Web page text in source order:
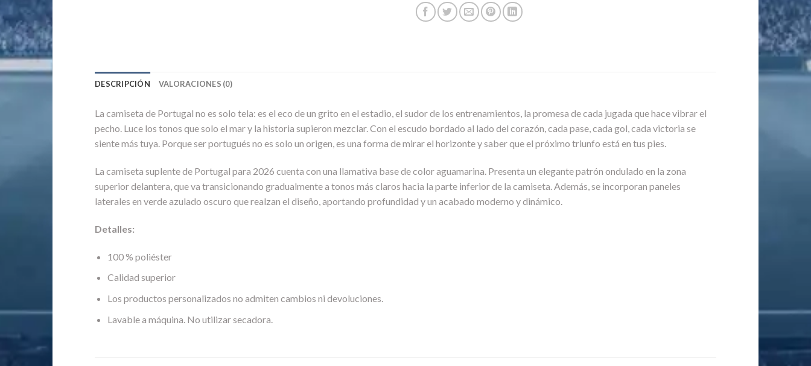
DESCRIPCIÓN VALORACIONES (0)
La camiseta de Portugal no es solo tela: es el eco de un grito en el estadio, el sudor de los entrenamientos, la promesa de cada jugada que hace vibrar el
pecho. Luce los tonos que solo el mar y la historia supieron mezclar. Con el escudo bordado al lado del corazón, cada pase, cada gol, cada victoria se
siente más tuya. Porque ser portugués no es solo un origen, es una forma de mirar el horizonte y saber que el próximo triunfo está en tus pies.
La camiseta suplente de Portugal para 2026 cuenta con una llamativa base de color aguamarina. Presenta un elegante patrón ondulado en la zona
superior delantera, que va transicionando gradualmente a tonos más claros hacia la parte inferior de la camiseta. Además, se incorporan paneles
laterales en verde azulado oscuro que realzan el diseño, aportando profundidad y un acabado moderno y dinámico.
Detalles:
100 % poliéster
Calidad superior
Los productos personalizados no admiten cambios ni devoluciones.
Lavable a máquina. No utilizar secadora.